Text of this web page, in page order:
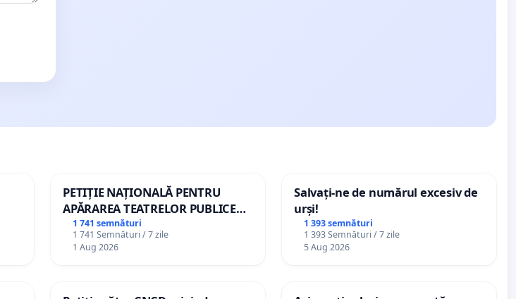
PETIȚIE NAȚIONALĂ PENTRU
APĂRAREA TEATRELOR PUBLICE
DE REPERTORIU DIN ROMÂNIA
1 741 semnături
1 741 Semnături / 7 zile
1 Aug 2026
Salvați-ne de numărul excesiv de
urși!
1 393 semnături
1 393 Semnături / 7 zile
5 Aug 2026